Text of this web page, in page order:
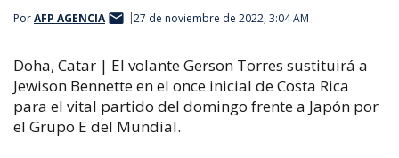
PorAFP AGENCIA 27 de noviembre de 2022, 3:04 AM
Doha, Catar | El volante Gerson Torres sustituirá a
Jewison Bennette en el once inicial de Costa Rica
para el vital partido del domingo frente a Japón por
el Grupo E del Mundial.